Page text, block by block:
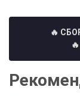
🔥